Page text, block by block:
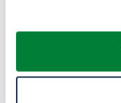
PP RECYCLÉ